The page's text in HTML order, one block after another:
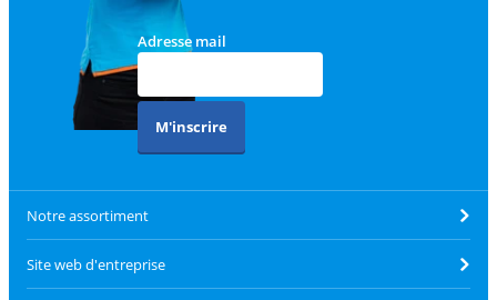
Adresse mail
M'inscrire
Notre assortiment
Site web d'entreprise